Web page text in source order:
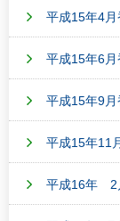
平成15年4
平成15年6
平成15年9
平成15年11
平成16年 2